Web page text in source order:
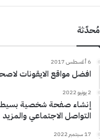
مُحدّثة
6 أغسطس 2017
افضل مواقع الايقونات
2 يونيو 2022
إنشاء صفحة شخصية
التواصل الاجتماعي والمزيد
17 سبتمبر 2022